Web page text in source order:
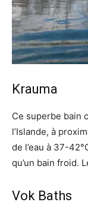
Krauma
Ce superbe bain
l’Islande, à
de l’eau à 37-
qu’un bain froid.
Vok Baths